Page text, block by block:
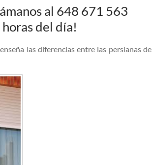
al 648 671 563
del día!
las diferencias entre las persianas de